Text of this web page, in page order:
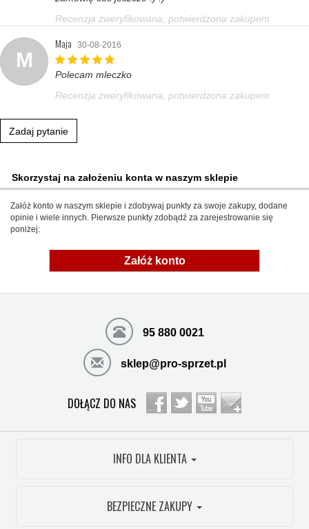
Recenzja zweryfikowana, potwierdzona zakupem
M
Maja 30-08-2016
Polecam mleczko
Recenzja zweryfikowana, potwierdzona zakupem
Zadaj pytanie
Skorzystaj na założeniu konta w naszym sklepie
Załóż konto w naszym sklepie i zdobywaj punkty za swoje zakupy, dodane
opinie i wiele innych. Pierwsze punkty zdobądź za zarejestrowanie się
poniżej:
Załóż konto
95 880 0021
sklep@pro-sprzet.pl
DOŁĄCZ DO NAS
INFO DLA KLIENTA
BEZPIECZNE ZAKUPY